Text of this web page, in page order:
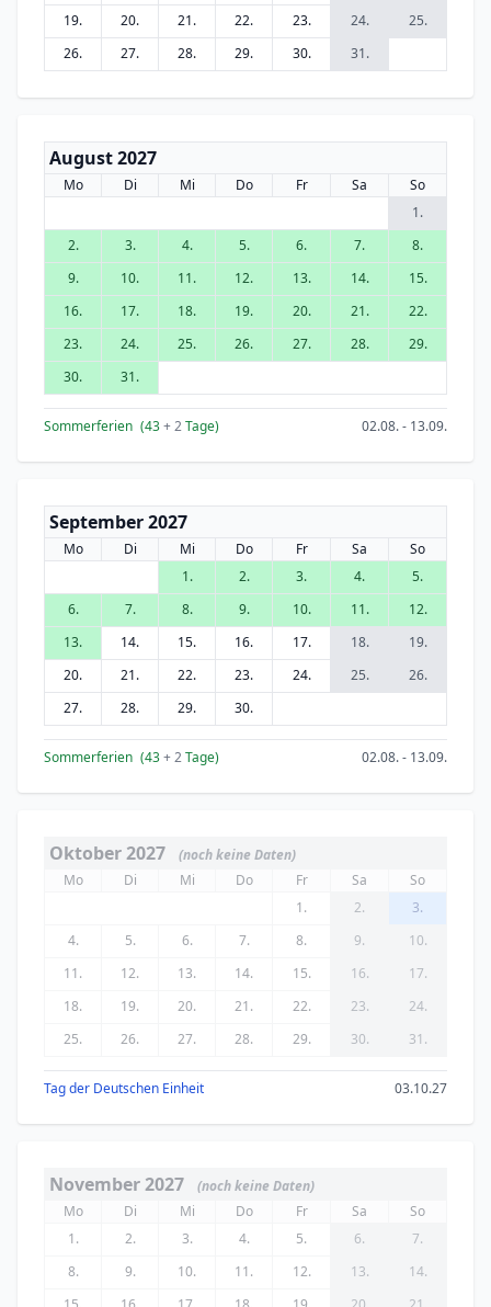
19.
20. 21. 22. 23. 24.
25.
26.
27. 28. 29. 30. 31.
August 2027
Mo Di Mi Do Fr Sa
So
1.
2.
3. 4. 5. 6. 7.
8.
9.
10. 11. 12. 13. 14.
15.
16.
17. 18. 19. 20. 21.
22.
23.
24. 25. 26. 27. 28.
29.
30.
31.
Sommerferien (43+ 2Tage) 02.08. - 13.09.
September 2027
Mo Di Mi Do Fr Sa
So
1.
2. 3. 4.
5.
6.
7. 8. 9. 10. 11.
12.
13.
14. 15. 16. 17. 18.
19.
20.
21. 22. 23. 24. 25.
26.
27.
28. 29. 30.
Sommerferien (43+ 2Tage) 02.08. - 13.09.
Oktober 2027
(noch keine Daten)
Mo
Di Mi Do Fr Sa
So
1.
2.
3.
4.
5. 6. 7. 8. 9.
10.
11.
12. 13. 14. 15. 16.
17.
18.
19. 20. 21. 22. 23.
24.
25.
26. 27. 28. 29. 30. 31.
Tag der Deutschen Einheit 03.10.27
November 2027
(noch keine Daten)
Mo
Di Mi Do Fr Sa
So
1.
2. 3. 4. 5. 6.
7.
8.
9. 10. 11. 12. 13.
14.